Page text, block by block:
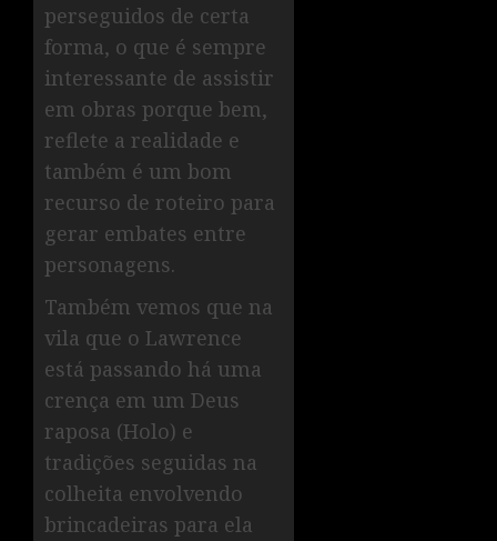
perseguidos de certa
forma, o que é sempre
interessante de assistir
em obras porque bem,
reflete a realidade e
também é um bom
recurso de roteiro para
gerar embates entre
personagens.
Também vemos que na
vila que o Lawrence
está passando há uma
crença em um Deus
raposa (Holo) e
tradições seguidas na
colheita envolvendo
brincadeiras para ela